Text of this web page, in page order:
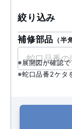
絞り込み
補修部品 （半
※展開図が確認
※蛇口品番2ケタ